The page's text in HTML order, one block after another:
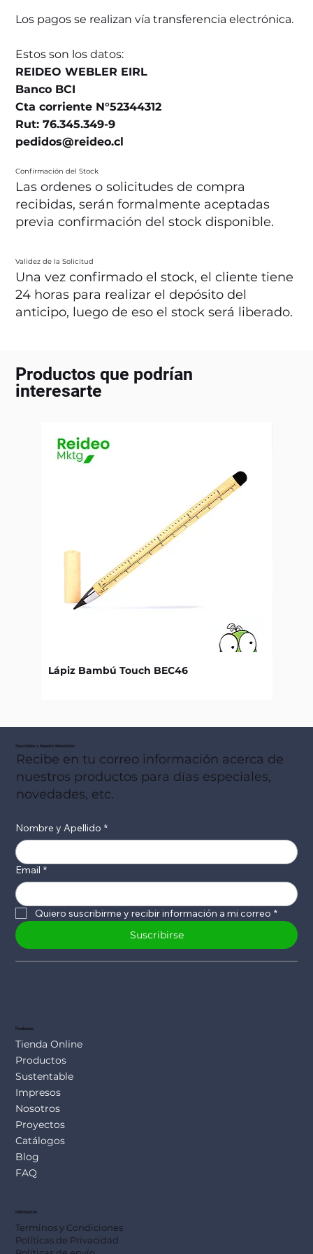
Los pagos se realizan vía transferencia electrónica.
Estos son los datos:
REIDEO WEBLER EIRL
Banco BCI
Cta corriente N°52344312
Rut: 76.345.349-9
pedidos@reideo.cl
Confirmación del Stock
Las ordenes o solicitudes de compra
recibidas, serán formalmente aceptadas
previa confirmación del stock disponible.
Validez de la Solicitud
Una vez confirmado el stock, el cliente tiene
24 horas para realizar el depósito del
anticipo, luego de eso el stock será liberado.
Productos que podrían
interesarte
Lápiz Bambú Touch BEC46
Suscribete a Nuestro Newsletter
Recibe en tu correo información acerca de
nuestros productos para días especiales,
novedades, etc.
Nombre y Apellido *
Email *
Quiero suscribirme y recibir información a mi correo *
Suscribirse
Productos
Tienda Online
Productos
Sustentable
Impresos
Nosotros
Proyectos
Catálogos
Blog
FAQ
Información
Terminos y Condiciones
Políticas de Privacidad